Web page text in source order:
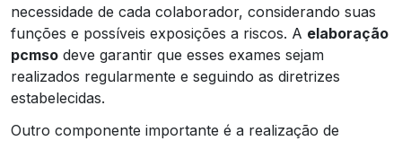
necessidade de cada colaborador, considerando suas
funções e possíveis exposições a riscos. A elaboração
pcmso deve garantir que esses exames sejam
realizados regularmente e seguindo as diretrizes
estabelecidas.
Outro componente importante é a realização de